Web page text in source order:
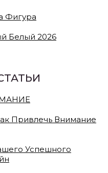
Фигура
Белый 2026
Привлечь Внимание